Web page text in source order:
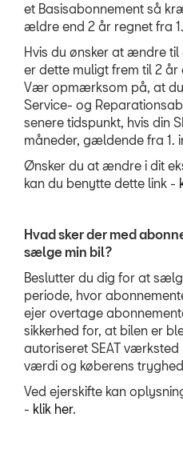
et Basisabonnement så
ældre end 2 år regnet fra
Hvis du ønsker at ændre til
er dette muligt frem til 2 år
Vær opmærksom på, at
Service- og
senere tidspunkt, hvis din
måneder, gældende fra 1.
Ønsker du at ændre i dit
kan du benytte dette link -
Hvad sker der med
sælge min bil?
Beslutter du dig for at
periode, hvor
ejer overtage
sikkerhed for, at bilen er
autoriseret SEAT værksted
værdi og køberens
Ved ejerskifte kan
- klik her.